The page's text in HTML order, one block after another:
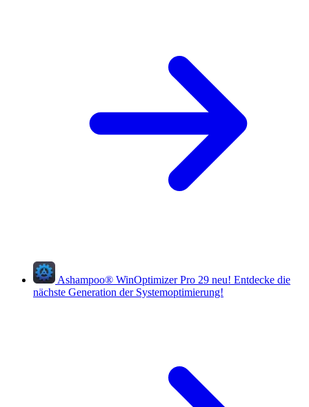
Ashampoo® WinOptimizer Pro 29 neu! Entdecke die
nächste Generation der Systemoptimierung!